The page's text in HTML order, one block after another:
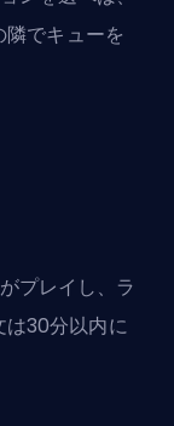
でキューを
プレイし、ラ
30分以内に